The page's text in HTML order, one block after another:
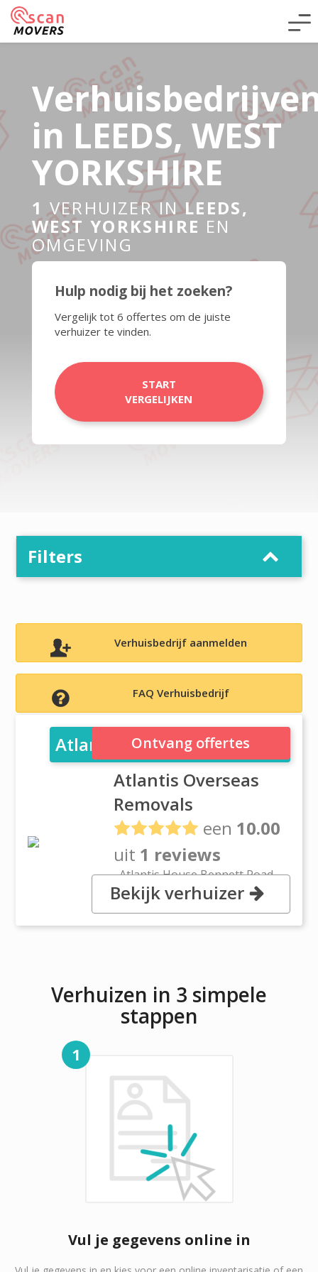
in LEEDS, WEST
YORKSHIRE
1 VERHUIZER INLEEDS,
WEST YORKSHIRE EN
OMGEVING
Hulp nodig bij het zoeken?
Vergelijk tot 6 offertes om de juiste
verhuizer te vinden.
START
VERGELIJKEN
Filters
Verhuisbedrijf aanmelden
FAQ Verhuisbedrijf
Atlantis Overseas Removals
Atlantis Overseas
Removals
een 10.00
uit 1 reviews
, Atlantis House,Bennett Road,
LS6 3HN LEEDS, WEST
YORKSHIRE
Ontvang offertes
Bekijk verhuizer
Verhuizen in 3 simpele
stappen
1
Vul je gegevens online in